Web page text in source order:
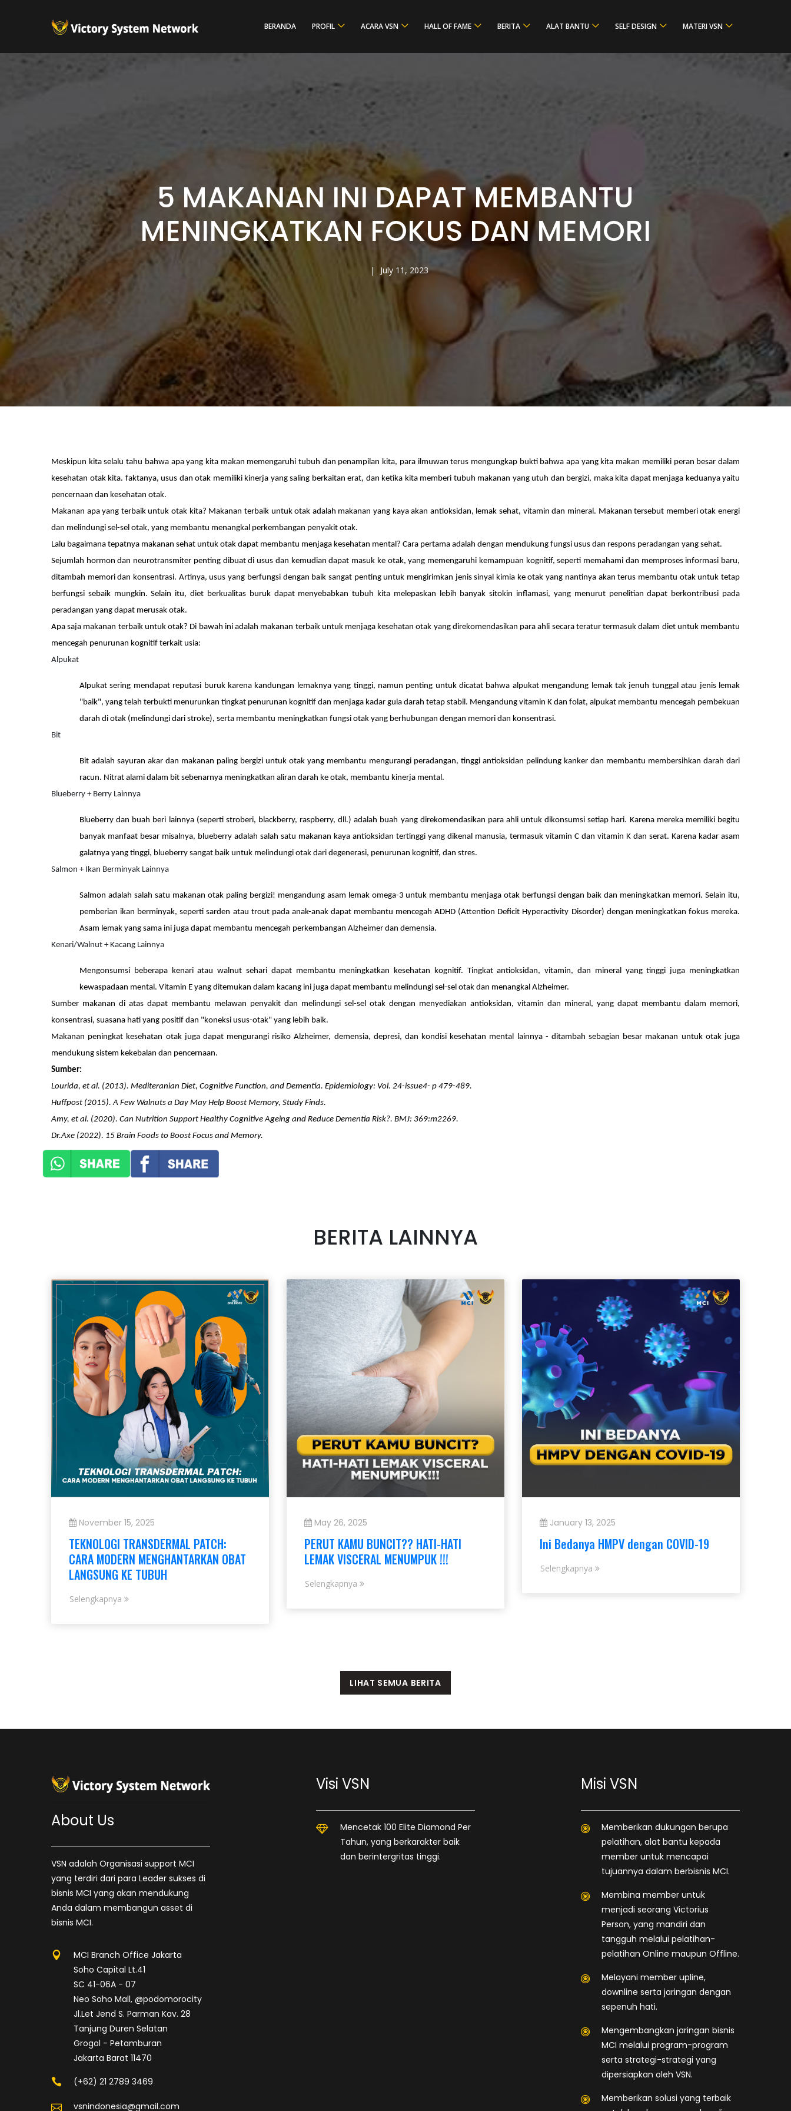
BERANDA PROFIL ACARA VSN HALL OF FAME BERITA ALAT BANTU SELF DESIGN MATERI VSN
5 MAKANAN INI DAPAT MEMBANTU
MENINGKATKAN FOKUS DAN MEMORI
July 11, 2023
Meskipun kita selalu tahu bahwa apa yang kita makan memengaruhi tubuh dan penampilan kita, para ilmuwan terus mengungkap bukti bahwa apa yang kita makan memiliki peran besar dalam
kesehatan otak kita. faktanya, usus dan otak memiliki kinerja yang saling berkaitan erat, dan ketika kita memberi tubuh makanan yang utuh dan bergizi, maka kita dapat menjaga keduanya yaitu
pencernaan dan kesehatan otak.
Makanan apa yang terbaik untuk otak kita? Makanan terbaik untuk otak adalah makanan yang kaya akan antioksidan, lemak sehat, vitamin dan mineral. Makanan tersebut memberi otak energi
dan melindungi sel-sel otak, yang membantu menangkal perkembangan penyakit otak.
Lalu bagaimana tepatnya makanan sehat untuk otak dapat membantu menjaga kesehatan mental? Cara pertama adalah dengan mendukung fungsi usus dan respons peradangan yang sehat.
Sejumlah hormon dan neurotransmiter penting dibuat di usus dan kemudian dapat masuk ke otak, yang memengaruhi kemampuan kognitif, seperti memahami dan memproses informasi baru,
ditambah memori dan konsentrasi. Artinya, usus yang berfungsi dengan baik sangat penting untuk mengirimkan jenis sinyal kimia ke otak yang nantinya akan terus membantu otak untuk tetap
berfungsi sebaik mungkin. Selain itu, diet berkualitas buruk dapat menyebabkan tubuh kita melepaskan lebih banyak sitokin inflamasi, yang menurut penelitian dapat berkontribusi pada
peradangan yang dapat merusak otak.
Apa saja makanan terbaik untuk otak? Di bawah ini adalah makanan terbaik untuk menjaga kesehatan otak yang direkomendasikan para ahli secara teratur termasuk dalam diet untuk membantu
mencegah penurunan kognitif terkait usia:
Alpukat
Alpukat sering mendapat reputasi buruk karena kandungan lemaknya yang tinggi, namun penting untuk dicatat bahwa alpukat mengandung lemak tak jenuh tunggal atau jenis lemak
"baik", yang telah terbukti menurunkan tingkat penurunan kognitif dan menjaga kadar gula darah tetap stabil. Mengandung vitamin K dan folat, alpukat membantu mencegah pembekuan
darah di otak (melindungi dari stroke), serta membantu meningkatkan fungsi otak yang berhubungan dengan memori dan konsentrasi.
Bit
Bit adalah sayuran akar dan makanan paling bergizi untuk otak yang membantu mengurangi peradangan, tinggi antioksidan pelindung kanker dan membantu membersihkan darah dari
racun. Nitrat alami dalam bit sebenarnya meningkatkan aliran darah ke otak, membantu kinerja mental.
Blueberry + Berry Lainnya
Blueberry dan buah beri lainnya (seperti stroberi, blackberry, raspberry, dll.) adalah buah yang direkomendasikan para ahli untuk dikonsumsi setiap hari. Karena mereka memiliki begitu
banyak manfaat besar misalnya, blueberry adalah salah satu makanan kaya antioksidan tertinggi yang dikenal manusia, termasuk vitamin C dan vitamin K dan serat. Karena kadar asam
galatnya yang tinggi, blueberry sangat baik untuk melindungi otak dari degenerasi, penurunan kognitif, dan stres.
Salmon + Ikan Berminyak Lainnya
Salmon adalah salah satu makanan otak paling bergizi! mengandung asam lemak omega-3 untuk membantu menjaga otak berfungsi dengan baik dan meningkatkan memori. Selain itu,
pemberian ikan berminyak, seperti sarden atau trout pada anak-anak dapat membantu mencegah ADHD (Attention Deficit Hyperactivity Disorder) dengan meningkatkan fokus mereka.
Asam lemak yang sama ini juga dapat membantu mencegah perkembangan Alzheimer dan demensia.
Kenari/Walnut + Kacang Lainnya
Mengonsumsi beberapa kenari atau walnut sehari dapat membantu meningkatkan kesehatan kognitif. Tingkat antioksidan, vitamin, dan mineral yang tinggi juga meningkatkan
kewaspadaan mental. Vitamin E yang ditemukan dalam kacang ini juga dapat membantu melindungi sel-sel otak dan menangkal Alzheimer.
Sumber makanan di atas dapat membantu melawan penyakit dan melindungi sel-sel otak dengan menyediakan antioksidan, vitamin dan mineral, yang dapat membantu dalam memori,
konsentrasi, suasana hati yang positif dan "koneksi usus-otak" yang lebih baik.
Makanan peningkat kesehatan otak juga dapat mengurangi risiko Alzheimer, demensia, depresi, dan kondisi kesehatan mental lainnya - ditambah sebagian besar makanan untuk otak juga
mendukung sistem kekebalan dan pencernaan.
Sumber:
Lourida, et al. (2013). Mediteranian Diet, Cognitive Function, and Dementia. Epidemiology: Vol. 24-issue4- p 479-489.
Huffpost (2015). A Few Walnuts a Day May Help Boost Memory, Study Finds.
Amy, et al. (2020). Can Nutrition Support Healthy Cognitive Ageing and Reduce Dementia Risk?. BMJ: 369:m2269.
Dr.Axe (2022). 15 Brain Foods to Boost Focus and Memory.
BERITA LAINNYA
November 15, 2025
TEKNOLOGI TRANSDERMAL PATCH:
CARA MODERN MENGHANTARKAN OBAT
LANGSUNG KE TUBUH
Selengkapnya
May 26, 2025
PERUT KAMU BUNCIT?? HATI-HATI
LEMAK VISCERAL MENUMPUK !!!
Selengkapnya
January 13, 2025
Ini Bedanya HMPV dengan COVID-19
Selengkapnya
LIHAT SEMUA BERITA
About Us
VSN adalah Organisasi support MCI
yang terdiri dari para Leader sukses di
bisnis MCI yang akan mendukung
Anda dalam membangun asset di
bisnis MCI.
MCI Branch Office Jakarta
Soho Capital Lt.41
SC 41-06A - 07
Neo Soho Mall, @podomorocity
Jl.Let Jend S. Parman Kav. 28
Tanjung Duren Selatan
Grogol - Petamburan
Jakarta Barat 11470
(+62) 21 2789 3469
vsnindonesia@gmail.com
Visi VSN
Mencetak 100 Elite Diamond Per
Tahun, yang berkarakter baik
dan berintergritas tinggi.
Misi VSN
Memberikan dukungan berupa
pelatihan, alat bantu kepada
member untuk mencapai
tujuannya dalam berbisnis MCI.
Membina member untuk
menjadi seorang Victorius
Person, yang mandiri dan
tangguh melalui pelatihan-
pelatihan Online maupun Offline.
Melayani member upline,
downline serta jaringan dengan
sepenuh hati.
Mengembangkan jaringan bisnis
MCI melalui program-program
serta strategi-strategi yang
dipersiapkan oleh VSN.
Memberikan solusi yang terbaik